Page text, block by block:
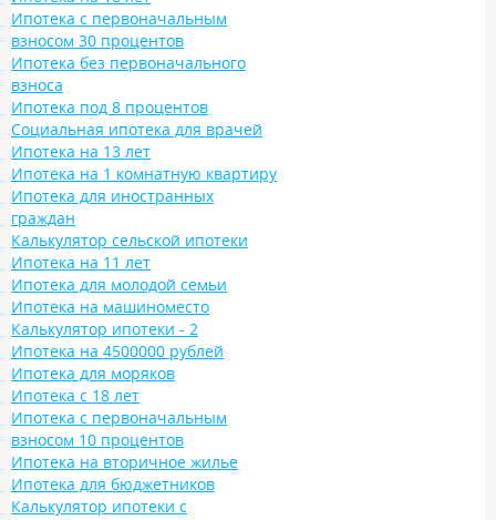
Ипотека с первоначальным
взносом 30 процентов
Ипотека без первоначального
взноса
Ипотека под 8 процентов
Социальная ипотека для врачей
Ипотека на 13 лет
Ипотека на 1 комнатную квартиру
Ипотека для иностранных
граждан
Калькулятор сельской ипотеки
Ипотека на 11 лет
Ипотека для молодой семьи
Ипотека на машиноместо
Калькулятор ипотеки - 2
Ипотека на 4500000 рублей
Ипотека для моряков
Ипотека с 18 лет
Ипотека с первоначальным
взносом 10 процентов
Ипотека на вторичное жилье
Ипотека для бюджетников
Калькулятор ипотеки с